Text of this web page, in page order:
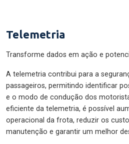
Telemetria
Transforme dados em ação e
A telemetria contribui para a
passageiros, permitindo identificar
e o modo de condução dos
eficiente da telemetria, é possível
operacional da frota, reduzir os
manutenção e garantir um melhor